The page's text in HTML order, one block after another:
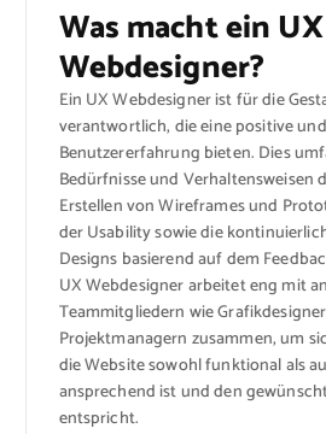
Was macht ein UX
Webdesigner?
Ein UX Webdesigner ist für die
verantwortlich, die eine positive
Benutzererfahrung bieten. Dies
Bedürfnisse und Verhaltensweisen
Erstellen von Wireframes und
der Usability sowie die
Designs basierend auf dem
UX Webdesigner arbeitet eng mit
Teammitgliedern wie
Projektmanagern zusammen, um
die Website sowohl funktional als
ansprechend ist und den
entspricht.